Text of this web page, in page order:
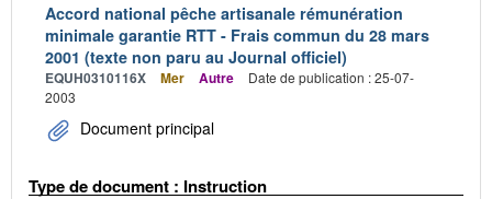
Accord national pêche artisanale rémunération
minimale garantie RTT - Frais commun du 28 mars
2001 (texte non paru au Journal officiel)
EQUH0310116X Mer Autre
Date de publication : 25-07-
2003
Document principal
Type de document : Instruction